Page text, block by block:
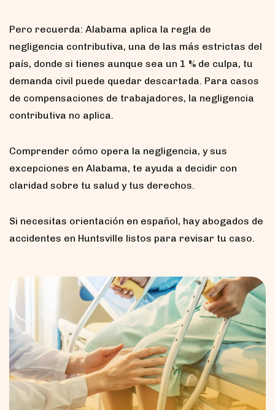
Pero recuerda: Alabama aplica la regla de
negligencia contributiva, una de las más estrictas del
país, donde si tienes aunque sea un 1 % de culpa, tu
demanda civil puede quedar descartada. Para casos
de compensaciones de trabajadores, la negligencia
contributiva no aplica.
Comprender cómo opera la negligencia, y sus
excepciones en Alabama, te ayuda a decidir con
claridad sobre tu salud y tus derechos.
Si necesitas orientación en español, hay abogados de
accidentes en Huntsville listos para revisar tu caso.